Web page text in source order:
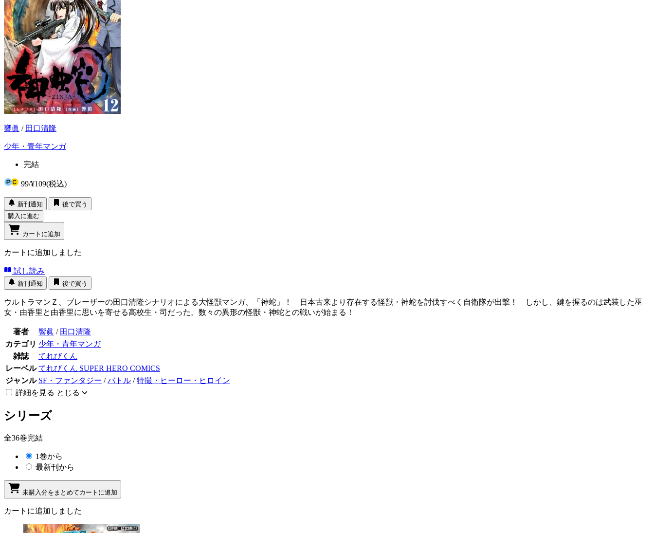
響眞 / 田口清隆
少年・青年マンガ
完結
99/¥109(税込)
新刊通知
後で買う
購入に進む
カートに追加
カートに追加しました
試し読み
新刊通知 後で買う
ウルトラマンＺ、ブレーザーの田口清隆シナリオによる大怪獣マンガ、「神蛇」！ 日本古来より存在する怪獣・神蛇を討伐すべく自衛隊が出撃！ しかし、鍵を握るのは武装した巫
女・由香里と由香里に思いを寄せる高校生・司だった。数々の異形の怪獣・神蛇との戦いが始まる！
著者 響眞 / 田口清隆
カテゴリ 少年・青年マンガ
雑誌
てれびくん
レーベル てれびくん SUPER HERO COMICS
ジャンル SF・ファンタジー /バトル /特撮・ヒーロー・ヒロイン
詳細を見る とじる
シリーズ
全36巻完結
1巻から
最新刊から
未購入分をまとめてカートに追加
カートに追加しました